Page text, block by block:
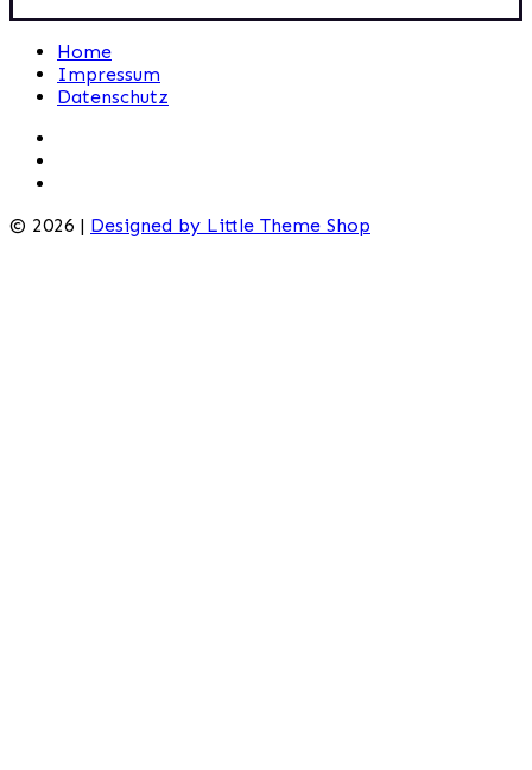
Home
Impressum
Datenschutz
© 2026 | Designed by Little Theme Shop